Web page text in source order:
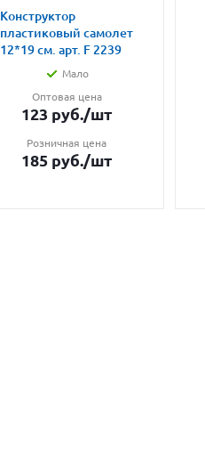
Конструктор
пластиковый самолет
12*19 см. арт. F 2239
Мало
Оптовая цена
123 руб./шт
Розничная цена
185 руб./шт